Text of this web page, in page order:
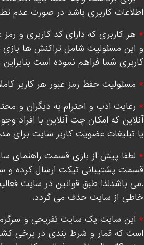
اطلاعات کاربری باشد در صورت عدم
* هر کاربری که دارای کد کاربری و
و این مسئولیت شامل تراکنش ها
کاربری شما فراهم نموده است
* مسئولیت حفظ رمز عبور هر کاربر
* رعایت ادب و احترام به دیگران و
آنلاین که امکان چت آنلاین با افراد
یا تبلیغات عضویت کاربر سایت برای
* لطفا پیش از بازی قسمت راهنمای
قسمت پشتیبانی تیکت ارسال کرده و
.می باشدلذا طبق قوانین در سایت
خاطی از سایت حذف می گردد.
* این سایت یک سایت تفریحی و
است که قمار و شرط بندی در برخی کشور